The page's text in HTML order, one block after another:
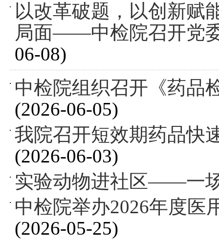
以改革破题，以创新赋
局面——中检院召开党
06-08)
中检院组织召开《药品
(2026-06-05)
我院召开短效期药品快
(2026-06-03)
实验动物进社区——一
中检院举办2026年度医
(2026-05-25)